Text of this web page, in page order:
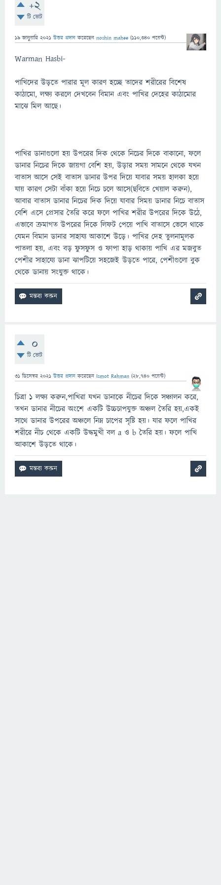
+2
টি ভোট
19 জানুয়ারি 2021 উত্তর প্রদান করেছেন noshin mahee (110,340 পয়েন্ট)
Warman Hasbi-
পাখিদের উড়তে পারার মূল কারণ হচ্ছে তাদের শরীরের বিশেষ
কাঠামো, লক্ষ্য করলে দেখবেন বিমান এবং পাখির দেহের কাঠামোর
মাঝে মিল আছে।
পাখির ডানাগুলো হয় উপরের দিক থেকে নিচের দিকে বাকানো, ফলে
ডানার নিচের দিকে জায়গা বেশি হয়, উড়ার সময় সামনে থেকে যখন
বাতাস আসে সেই বাতাস ডানার উপর দিয়ে যাবার সময় হালকা হয়ে
যায় কারণ সেটা বাঁকা হয়ে নিচে চলে আসে(ছবিতে খেয়াল করুন),
আবার বাতাস ডানার নিচের দিক দিয়ে যাবার সিময় ডানার নিচে বাতাস
বেশি এসে প্রেসার তৈরি করে ফলে পাখির শরীর উপরের দিকে উঠে,
এভাবে ক্রমাগত উপরের দিকে লিফট পেয়ে পাখি বাতাসে ভেসে থাকে
যেমন বিমান ডানার সাহায্য আকাশে উড়ে। পাখির দেহ তুলনামূলক
পাতলা হয়, এবং বড় ফুসফুস ও ফাপা হাড় থাকায় পাখি এর মজবুত
পেশীর সাহায্যে ডানা ঝাপটিয়ে সহজেই উড়তে পারে, পেশীগুলো বুক
থেকে ডানায় সংযুক্ত থাকে।
0
টি ভোট
31 ডিসেম্বর 2021 উত্তর প্রদান করেছেন Ismot Rahman (28,740 পয়েন্ট)
চিত্রা ১ লক্ষ্য করুন,পাখিরা যখন ডানাকে নীচের দিকে সঞ্চালন করে,
তখন ডানার নীচের অংশে একটি উচ্চচাপযুক্ত অঞ্চল তৈরি হয়,একই
সাথে ডানার উপরের অঞ্চলে নিম্ন চাপের সৃষ্টি হয়। যার ফলে পাখির
শরীরে নীচ থেকে একটি উদ্ধমুখী বল a ও b তৈরি হয়। ফলে পাখি
আকাশে উড়তে থাকে।